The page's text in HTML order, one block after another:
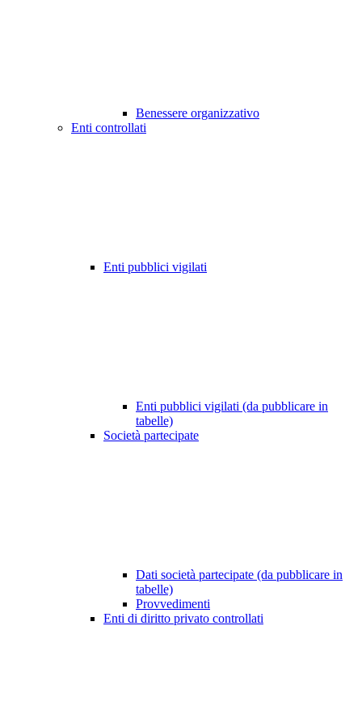
Benessere organizzativo
Enti controllati
Enti pubblici vigilati
Enti pubblici vigilati (da pubblicare in
tabelle)
Società partecipate
Dati società partecipate (da pubblicare in
tabelle)
Provvedimenti
Enti di diritto privato controllati